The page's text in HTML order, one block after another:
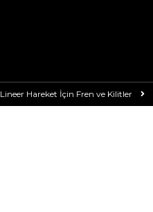
Lineer Hareket İçin Fren ve Kilitler